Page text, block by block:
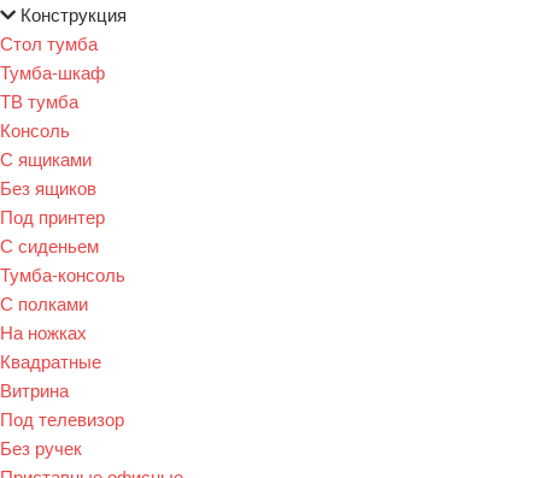
Конструкция
Стол тумба
Тумба-шкаф
ТВ тумба
Консоль
С ящиками
Без ящиков
Под принтер
С сиденьем
Тумба-консоль
С полками
На ножках
Квадратные
Витрина
Под телевизор
Без ручек